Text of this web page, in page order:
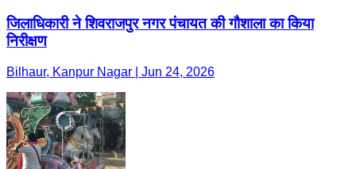
जिलाधिकारी ने शिवराजपुर नगर पंचायत की गौशाला का किया
निरीक्षण
Bilhaur, Kanpur Nagar | Jun 24, 2026